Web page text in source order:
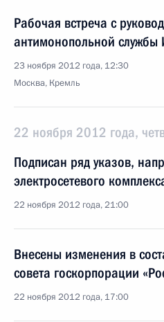
Рабочая встреча с
антимонопольной
23 ноября 2012 года, 12:30
Москва, Кремль
22 ноября 2012 года,
Подписан ряд указов,
электросетевого
22 ноября 2012 года, 21:00
Внесены изменения в
совета госкорпорации
22 ноября 2012 года, 17:00